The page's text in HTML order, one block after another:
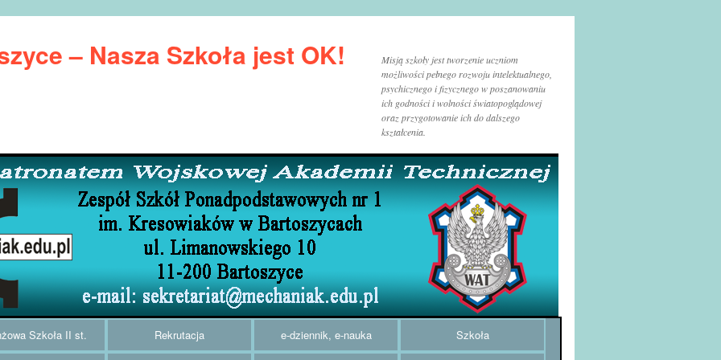
– Nasza Szkoła jest OK!
Misją szkoły jest tworzenie uczniom
możliwości pełnego rozwoju intelektualnego,
psychicznego i fizycznego w poszanowaniu
ich godności i wolności światopoglądowej
oraz przygotowanie ich do dalszego
kształcenia.
Szkoła II st. Rekrutacja e-dziennik, e-nauka Szkoła